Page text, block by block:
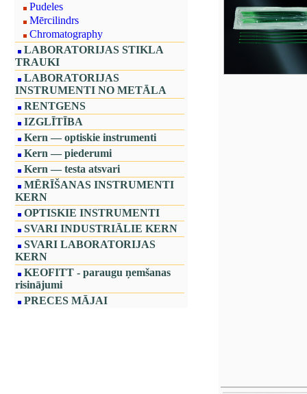
Pudeles
Mērcilindrs
Chromatography
LABORATORIJAS STIKLA
TRAUKI
LABORATORIJAS
INSTRUMENTI NO METĀLA
RENTGENS
IZGLĪTĪBA
Kern — optiskie instrumenti
Kern — piederumi
Kern — testa atsvari
MĒRĪŠANAS INSTRUMENTI
KERN
OPTISKIE INSTRUMENTI
SVARI INDUSTRIĀLIE KERN
SVARI LABORATORIJAS
KERN
KEOFITT - paraugu ņemšanas
risinājumi
PRECES MĀJAI